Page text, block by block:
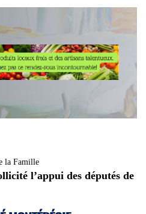
la Famille
l’appui des députés de